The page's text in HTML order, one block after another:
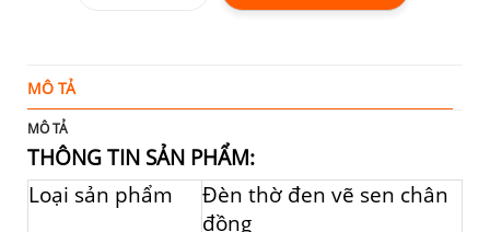
MÔ TẢ
MÔ TẢ
THÔNG TIN SẢN PHẨM:
Loại sản phẩm
Đèn thờ đen vẽ sen chân
đồng